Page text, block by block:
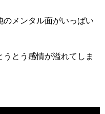
のメンタル面がいっぱい
とう感情が溢れてしま